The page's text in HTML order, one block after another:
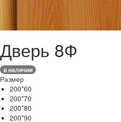
Дверь 8Ф
в наличии
Размер
200*60
200*70
200*80
200*90